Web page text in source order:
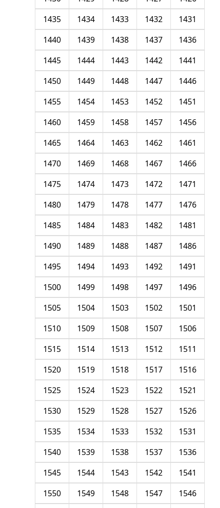
1431
1432
1433
1434
1435
1436
1437
1438
1439
1440
1441
1442
1443
1444
1445
1446
1447
1448
1449
1450
1451
1452
1453
1454
1455
1456
1457
1458
1459
1460
1461
1462
1463
1464
1465
1466
1467
1468
1469
1470
1471
1472
1473
1474
1475
1476
1477
1478
1479
1480
1481
1482
1483
1484
1485
1486
1487
1488
1489
1490
1491
1492
1493
1494
1495
1496
1497
1498
1499
1500
1501
1502
1503
1504
1505
1506
1507
1508
1509
1510
1511
1512
1513
1514
1515
1516
1517
1518
1519
1520
1521
1522
1523
1524
1525
1526
1527
1528
1529
1530
1531
1532
1533
1534
1535
1536
1537
1538
1539
1540
1541
1542
1543
1544
1545
1546
1547
1548
1549
1550